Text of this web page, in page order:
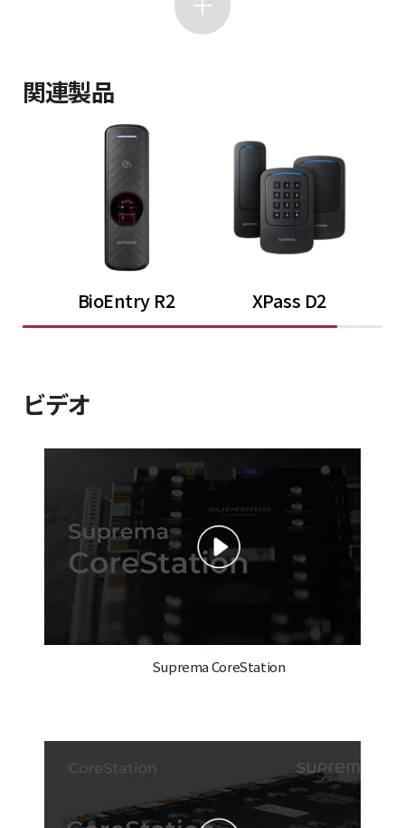
関連製品
BioEntry R2 XPass D2
ビデオ
Suprema CoreStation